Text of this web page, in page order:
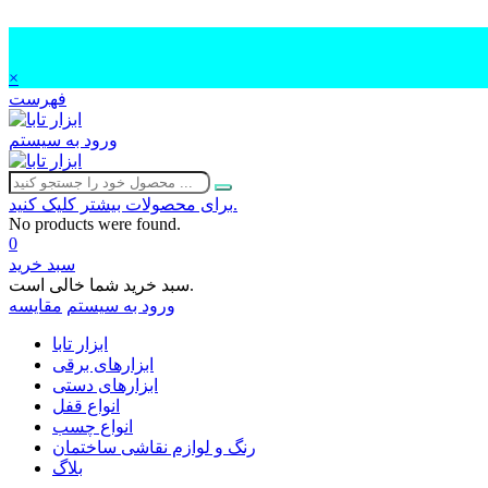
×
فهرست
ورود به سیستم
برای محصولات بیشتر کلیک کنید.
No products were found.
0
سبد خرید
سبد خرید شما خالی است.
ورود به سیستم مقایسه
ابزار تابا
ابزارهای برقی
ابزارهای دستی
انواع قفل
انواع چسب
رنگ و لوازم نقاشی ساختمان
بلاگ